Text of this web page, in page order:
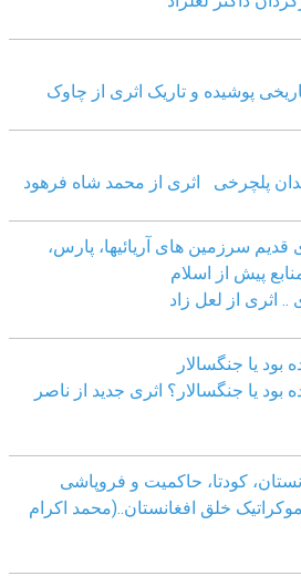
پوشیده و تاریک اثری از چاوک
پلچرخی اثری از محمد شاه فرهود
قدیم سرزمین های آریائیها، پارس،
پیش از اسلام
.. اثری از لعل زاد
بود یا جنگسالار
بود یا جنگسالار؟ اثری جدید از ناصر
کودتا، حاکمیت و فروپاشی
خلق افغانستان..(محمد اکرام